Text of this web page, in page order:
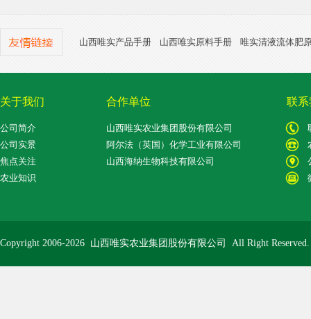
山西唯实产品手册 山西唯实原料手册 唯实清液流体肥
关于我们 合作单位 联
公司简介
公司实景
焦点关注
农业知识
山西唯实农业集团股份有限公司
阿尔法（英国）化学工业有限公司
山西海纳生物科技有限公司
Copyright 2006-2026 山西唯实农业集团股份有限公司 All Right